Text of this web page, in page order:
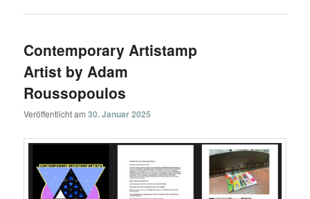
Contemporary Artistamp
Artist by Adam
Roussopoulos
Veröffentlicht am30. Januar 2025